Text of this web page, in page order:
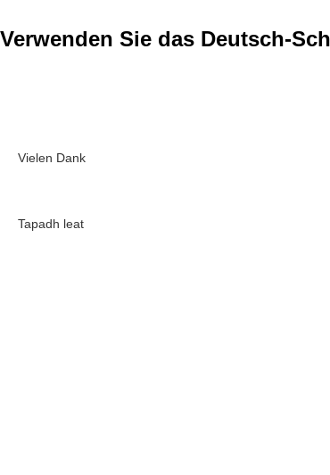
Verwenden Sie das Deutsch-
Vielen Dank
Tapadh leat